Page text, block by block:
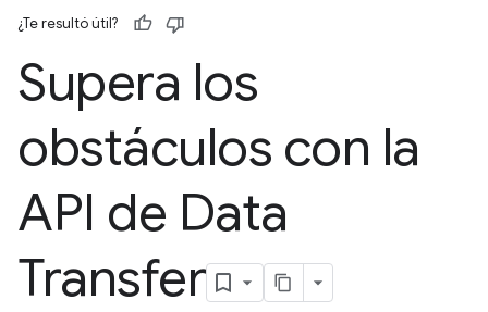
¿Te resultó útil?
Supera los
obstáculos con la
API de Data
Transfer